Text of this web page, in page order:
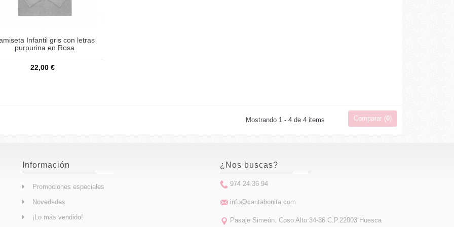
Infantil gris con letras
purpurina en Rosa
22,00 €
Mostrando 1 - 4 de 4 items Comparar (0)
Información
Promociones especiales
Novedades
¡Lo más vendido!
¿Nos buscas?
974 24 36 94
info@caritabonita.com
Pasaje Simeón. Coso Alto 34-36 C.P.22003 Huesca